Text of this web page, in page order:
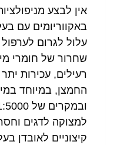
אין לבצע
באקווריומים עם
עלול לגרום
שחרור של חומרי
רעילים, עכירות
החמצן, במיוחד
למצוקה לדגים
קיצוניים לאובדן